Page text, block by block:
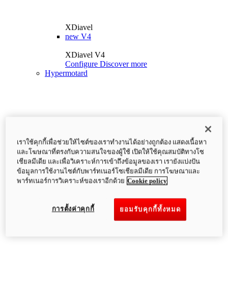
XDiavel
new V4
XDiavel V4
Configure Discover more
Hypermotard
เราใช้คุกกี้เพื่อช่วยให้ไซต์ของเราทำงานได้อย่างถูกต้อง แสดงเนื้อหา
และโฆษณาที่ตรงกับความสนใจของผู้ใช้ เปิดให้ใช้คุณสมบัติทางโซ
เชียลมีเดีย และเพื่อวิเคราะห์การเข้าถึงข้อมูลของเรา เรายังแบ่งปัน
ข้อมูลการใช้งานไซต์กับพาร์ทเนอร์โซเชียลมีเดีย การโฆษณาและ
พาร์ทเนอร์การวิเคราะห์ของเราอีกด้วย Cookie policy
ยอมรับคุกกี้ทั้งหมด
การตั้งค่าคุกกี้